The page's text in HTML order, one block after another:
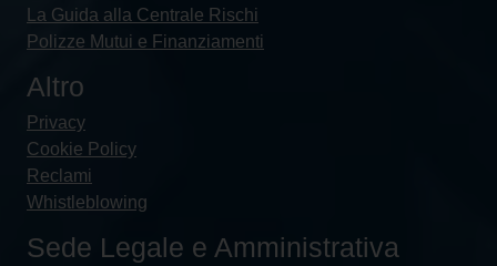
La Guida alla Centrale Rischi
Polizze Mutui e Finanziamenti
Altro
Privacy
Cookie Policy
Reclami
Whistleblowing
Sede Legale e Amministrativa